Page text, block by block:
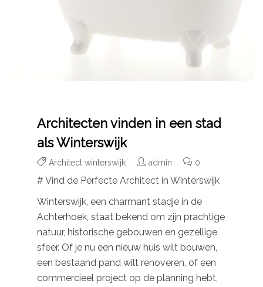
Architecten vinden in een stad
als Winterswijk
Architect winterswijk admin 0
# Vind de Perfecte Architect in Winterswijk
Winterswijk, een charmant stadje in de
Achterhoek, staat bekend om zijn prachtige
natuur, historische gebouwen en gezellige
sfeer. Of je nu een nieuw huis wilt bouwen,
een bestaand pand wilt renoveren, of een
commercieel project op de planning hebt,